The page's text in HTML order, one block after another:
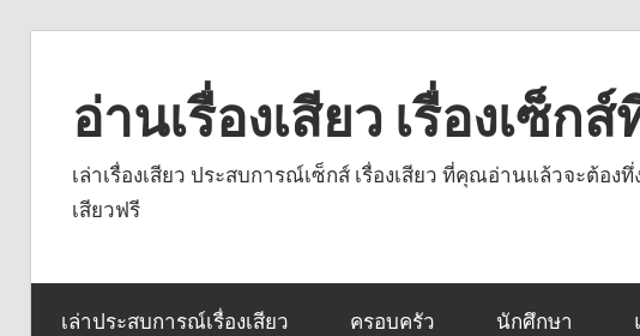
contentอ่านเรื่องเสียว เรื่องเซ็
เล่าเรื่องเสียว ประสบการณ์เซ็กส์ เรื่องเสียว ที่คุณอ่านแล้วจะต้อ
เสียวฟรี
เล่าประสบการณ์เรื่องเสียว ครอบครัว นักศึกษา